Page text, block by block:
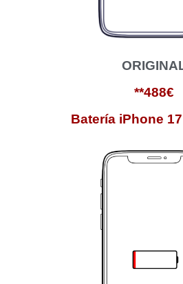
**488€
Batería iPhone